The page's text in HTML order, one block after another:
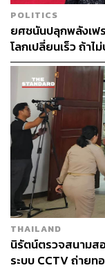
สมอยู่บ้างบางคำ บ
ฟ้องคดีมีลักษณะต้อ
ธรรมอันดี ‘มติไม่ว่
ตำแหน่งอาจารย์ จึ
จึงพิพากษาเพิกถ
จ้างเป็นพนักงาน
ตามที่สอบคัดเลือก
แต่อย่างไรก็ตาม ศ
ของเคทพบว่า ไม่
จำเป็นต้องชดใช้ค่
พิจารณาว่าจะดำเ
POLITICS
ยศชนันปลุกพลังเฟ
โลกเปลี่ยนเร็ว ถ้า
THAILAND
นิรัตน์ตรวจสนามส
ระบบ CCTV ถ่ายท